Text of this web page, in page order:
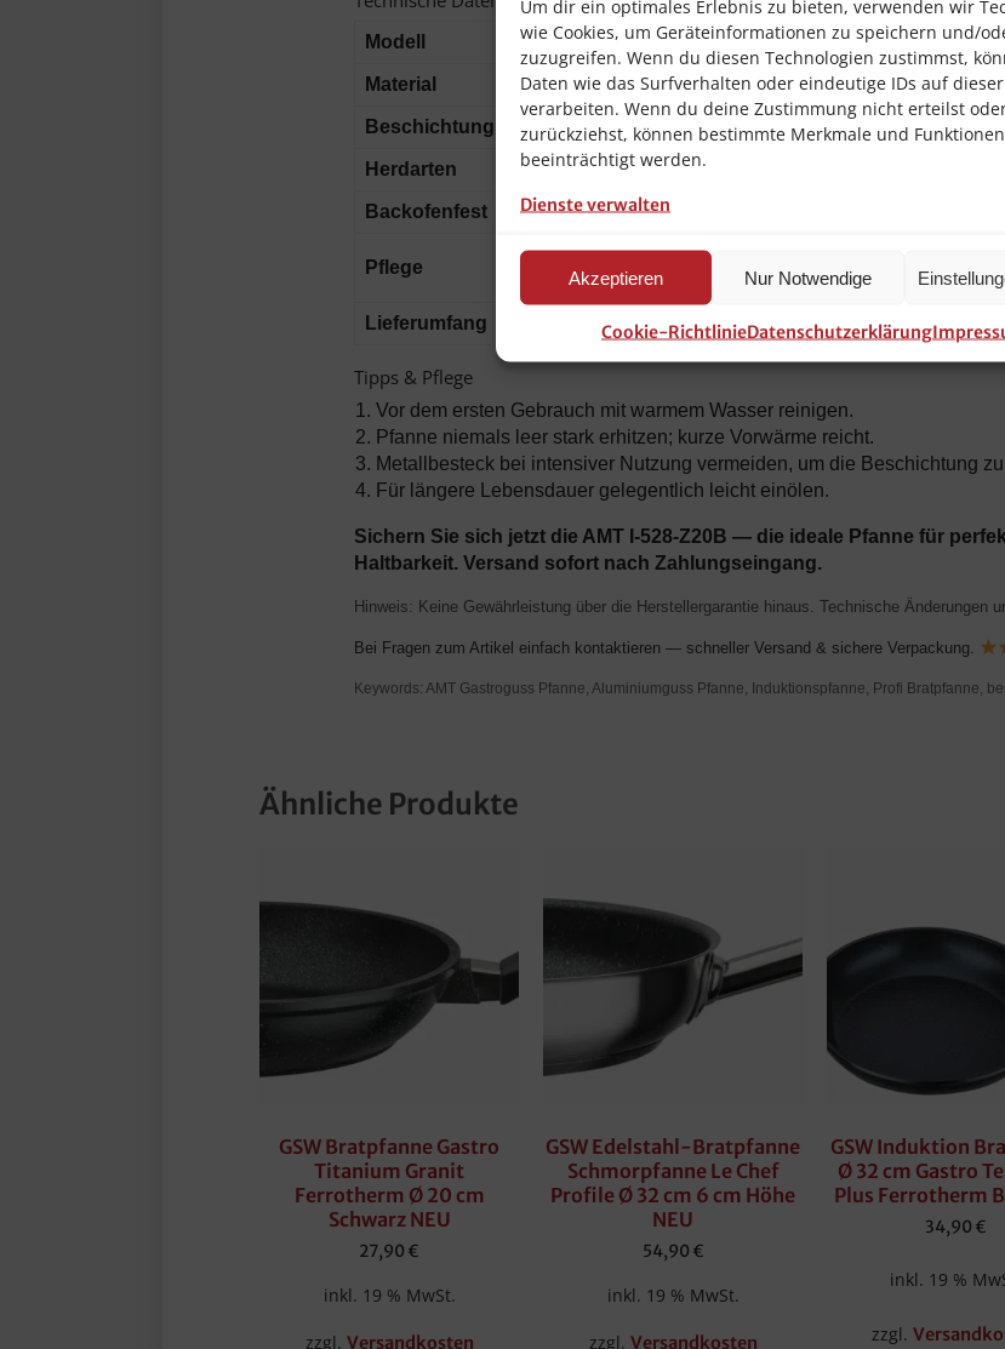
Um dir ein optimales Erlebnis zu bieten, verwenden wir
wie Cookies, um Geräteinformationen zu speichern und/
zuzugreifen. Wenn du diesen Technologien zustimmst,
Daten wie das Surfverhalten oder eindeutige IDs auf
verarbeiten. Wenn du deine Zustimmung nicht erteilst
zurückziehst, können bestimmte Merkmale und Funktionen
beeinträchtigt werden.
Dienste verwalten
Akzeptieren Nur Notwendige
Cookie-RichtlinieDatenschutzerklärung
Modell AMT I-528-Z20B
Material Handgegossener
Beschichtung Hochwertige
Herdarten
Backofenfest
Pflege
Spülmaschinengeeignet,
empfohlen
Lieferumfang 1x AMT I-528-Z20B
Tipps & Pflege
Vor dem ersten Gebrauch mit warmem Wasser reinigen.
Pfanne niemals leer stark erhitzen; kurze Vorwärme reicht.
Metallbesteck bei intensiver Nutzung vermeiden, um die Beschichtung
Für längere Lebensdauer gelegentlich leicht einölen.
Sichern Sie sich jetzt die AMT I-528-Z20B — die ideale Pfanne für
Haltbarkeit. Versand sofort nach Zahlungseingang.
Hinweis: Keine Gewährleistung über die Herstellergarantie hinaus. Technische Änderungen
Bei Fragen zum Artikel einfach kontaktieren — schneller Versand & sichere Verpackung.
Keywords: AMT Gastroguss Pfanne, Aluminiumguss Pfanne, Induktionspfanne, Profi Bratpfanne,
Ähnliche Produkte
GSW Bratpfanne Gastro
Titanium Granit
Ferrotherm Ø 20 cm
Schwarz NEU
27,90 €
inkl. 19 % MwSt.
zzgl. Versandkosten
GSW Edelstahl-Bratpfanne
Schmorpfanne Le Chef
Profile Ø 32 cm 6 cm Höhe
NEU
54,90 €
inkl. 19 % MwSt.
zzgl. Versandkosten
GSW Induktion
Ø 32 cm Gastro
Plus Ferrotherm
34,90 €
inkl. 19 %
zzgl.